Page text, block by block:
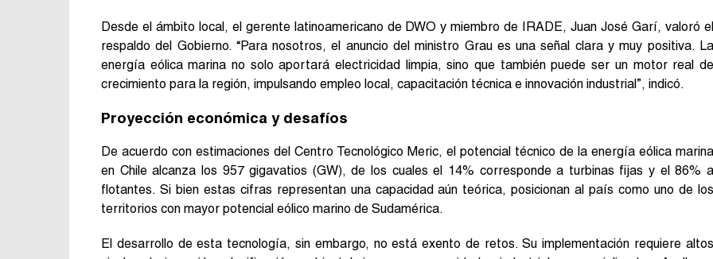
Desde el ámbito local, el gerente latinoamericano de DWO y miembro de IRADE, Juan José Garí, valoró el
respaldo del Gobierno. “Para nosotros, el anuncio del ministro Grau es una señal clara y muy positiva. La
energía eólica marina no solo aportará electricidad limpia, sino que también puede ser un motor real de
crecimiento para la región, impulsando empleo local, capacitación técnica e innovación industrial”, indicó.
Proyección económica y desafíos
De acuerdo con estimaciones del Centro Tecnológico Meric, el potencial técnico de la energía eólica marina
en Chile alcanza los 957 gigavatios (GW), de los cuales el 14% corresponde a turbinas fijas y el 86% a
flotantes. Si bien estas cifras representan una capacidad aún teórica, posicionan al país como uno de los
territorios con mayor potencial eólico marino de Sudamérica.
El desarrollo de esta tecnología, sin embargo, no está exento de retos. Su implementación requiere altos